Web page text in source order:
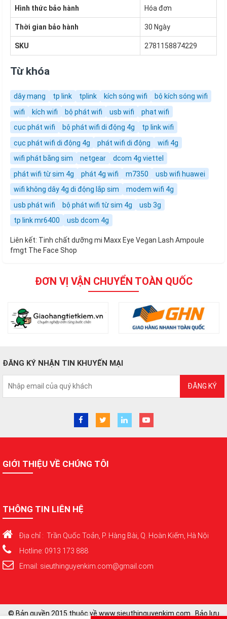
Hình thức bảo hành Hóa đơn
Thời gian bảo hành 30 Ngày
SKU 2781158874229
Từ khóa
dây mạng tp link tplink kích sóng wifi
bộ kích sóng wifi
wifi
kích wifi bộ phát wifi usb wifi
phat wifi
cục phát wifi
bộ phát wifi di động 4g
tp link wifi
cục phát wifi di động 4g
phát wifi di động
wifi 4g
wifi phát bằng sim
netgear
dcom 4g viettel
phát wifi từ sim 4g
phát 4g wifi m7350
usb wifi huawei
wifi không dây 4g di động lắp sim
modem wifi 4g
usb phát wifi
bộ phát wifi từ sim 4g
usb 3g
tp link mr6400
usb dcom 4g
Liên kết: Tinh chất dưỡng mi Maxx Eye Vegan Lash Ampoule
fmgt The Face Shop
ĐƠN VỊ VẬN CHUYỂN TOÀN QUỐC
ĐĂNG KÝ NHẬN TIN KHUYẾN MẠI
ĐĂNG KÝ
GIỚI THIỆU VỀ CHÚNG TÔI
THÔNG TIN LIÊN HỆ
Địa chỉ : Trần Quốc Toản, P. Hàng Bài, Q. Hoàn Kiếm, Hà Nội
Hotline: 0913 173 888
Email: sieuthinguyenkim.com@gmail.com
© Bản quyền 2015 thuộc về www.sieuthinguyenkim.com . Bảo lưu